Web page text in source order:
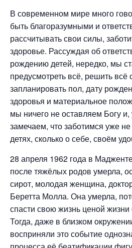
В современном мире много
быть благоразумными и
рассчитывать свои силы,
здоровье. Рассуждая об
рождению детей, нередко, мы
предусмотреть всё, решить всё
запланировать пол, дату
здоровья и материальное
мы ничего не оставляем Богу
замечаем, что заботимся уже
детях, сколько о себе, своём
28 апреля 1962 года в
после тяжёлых родов умерла,
сирот, молодая женщина,
Беретта Молла. Она умерла,
спасти свою жизнь ценой
Тогда, даже в близком
восприняли это событие